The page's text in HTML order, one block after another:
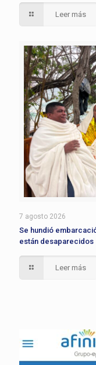
Leer más
7 agosto 2026
Se hundió
están desaparecidos
Leer más